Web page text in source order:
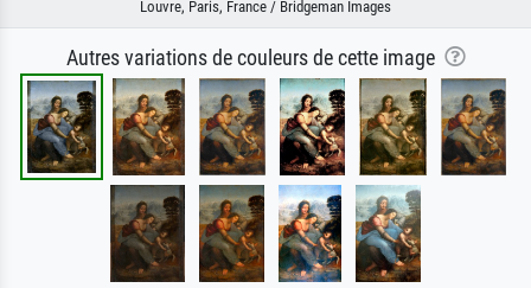
Louvre, Paris, France / Bridgeman Images
Autres variations de couleurs de cette image